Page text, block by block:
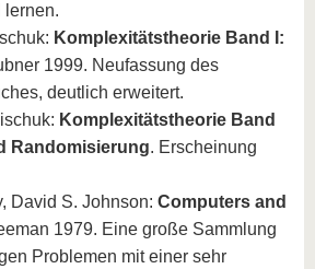
lernen.
Komplexitätstheorie Band I:
1999. Neufassung des
deutlich erweitert.
Komplexitätstheorie Band
Randomisierung. Erscheinung
David S. Johnson: Computers and
1979. Eine große Sammlung
Problemen mit einer sehr